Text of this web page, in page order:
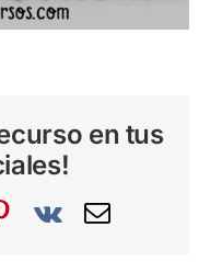
en tus
Pinterest
Vk
Correo